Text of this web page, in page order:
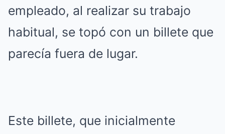
empleado, al realizar su trabajo
habitual, se topó con un billete que
parecía fuera de lugar.
Este billete, que inicialmente